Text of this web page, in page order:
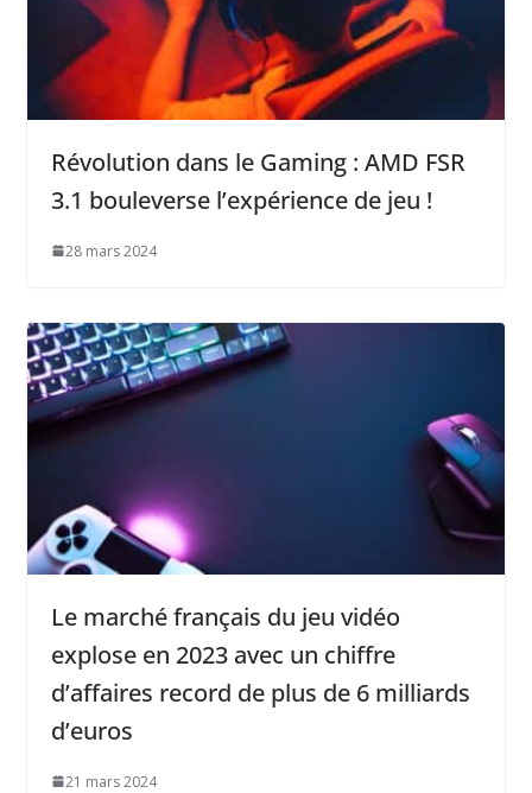
Révolution dans le Gaming : AMD FSR
3.1 bouleverse l’expérience de jeu !
28 mars 2024
Le marché français du jeu vidéo
explose en 2023 avec un chiffre
d’affaires record de plus de 6 milliards
d’euros
21 mars 2024